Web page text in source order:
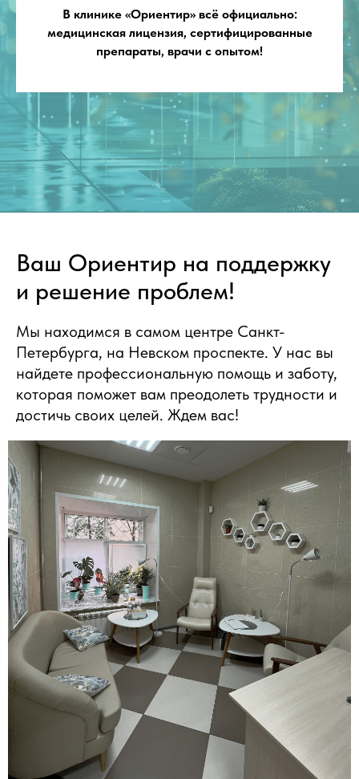
В клинике «Ориентир» всё официально:
медицинская лицензия, сертифицированные
препараты, врачи с опытом!
Ваш Ориентир на поддержку
и решение проблем!
Мы находимся в самом центре Санкт-
Петербурга, на Невском проспекте. У нас вы
найдете профессиональную помощь и заботу,
которая поможет вам преодолеть трудности и
достичь своих целей. Ждем вас!